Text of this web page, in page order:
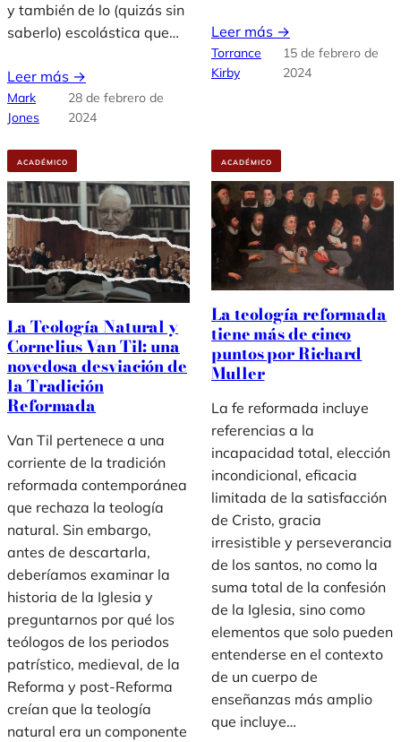
y también de lo (quizás sin
saberlo) escolástica que…
Leer más →
Mark
Jones
28 de febrero de
2024
Leer más →
Torrance
Kirby
15 de febrero de
2024
ACADÉMICO
La Teología Natural y
Cornelius Van Til: una
novedosa desviación de
la Tradición
Reformada
Van Til pertenece a una
corriente de la tradición
reformada contemporánea
que rechaza la teología
natural. Sin embargo,
antes de descartarla,
deberíamos examinar la
historia de la Iglesia y
preguntarnos por qué los
teólogos de los periodos
patrístico, medieval, de la
Reforma y post-Reforma
creían que la teología
natural era un componente
ACADÉMICO
La teología reformada
tiene más de cinco
puntos por Richard
Muller
La fe reformada incluye
referencias a la
incapacidad total, elección
incondicional, eficacia
limitada de la satisfacción
de Cristo, gracia
irresistible y perseverancia
de los santos, no como la
suma total de la confesión
de la Iglesia, sino como
elementos que solo pueden
entenderse en el contexto
de un cuerpo de
enseñanzas más amplio
que incluye…